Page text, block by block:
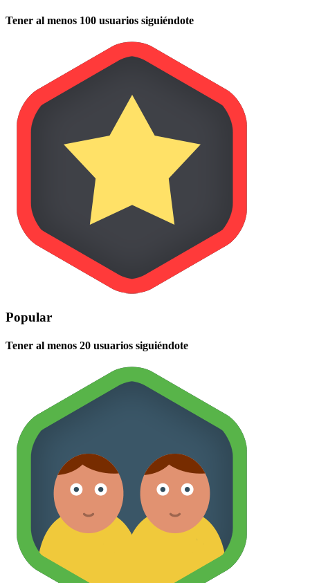
Tener al menos 100 usuarios siguiéndote
Popular
Tener al menos 20 usuarios siguiéndote